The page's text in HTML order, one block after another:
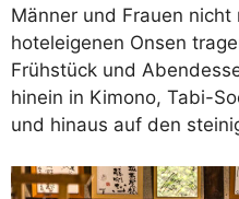
Männer und Frauen
hoteleigenen Onsen
Frühstück und
hinein in Kimono, Tabi-
und hinaus auf den